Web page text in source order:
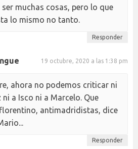
muchas cosas, pero lo que
lo mismo no tanto.
Responder
19 octubre, 2020 a las 1:38 pm
ahora no podemos criticar ni
ni a Isco ni a Marcelo. Que
antimadridistas, dice
Responder